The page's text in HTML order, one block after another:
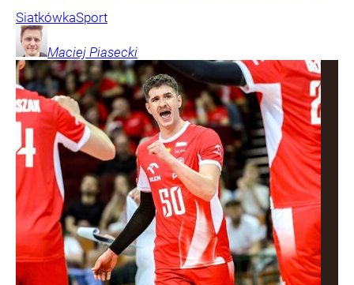
SiatkówkaSport
Maciej Piasecki